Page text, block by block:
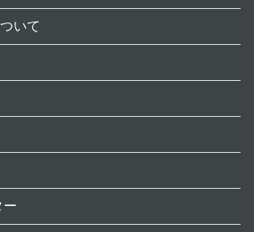
いて
ー